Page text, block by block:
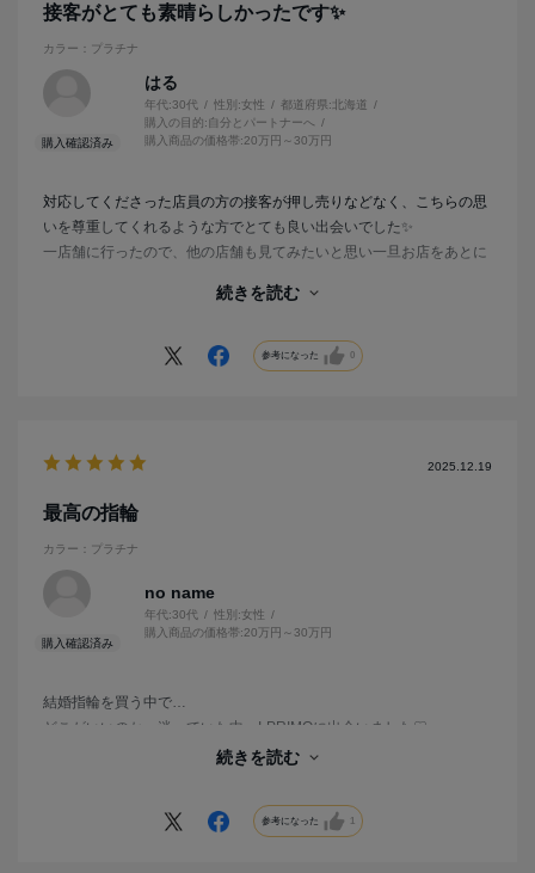
接客がとても素晴らしかったです✨
カラー：プラチナ
はる
年代:30代 性別:女性 都道府県: 北海道
購入の目的:自分とパートナーへ
購入商品の価格帯:20万円～30万円
対応してくださった店員の方の接客が押し売りなどなく、こちらの思
いを尊重してくれるような方でとても良い出会いでした✨
一店舗に行ったので、他の店舗も見てみたいと思い一旦お店をあとに
り、店員さんで決めたと言っても過言ではないです☺️
続きを読む
参考になった 0
2025.12.19
最高の指輪
カラー：プラチナ
no name
年代:30代 性別:女性
購入商品の価格帯:20万円～30万円
結婚指輪を買う中で…
どこがいいのか、迷っていた中、I-PRIMOに出会いました♡
実際につけた使用感はよく、なくてはならないものに。
続きを読む
参考になった 1